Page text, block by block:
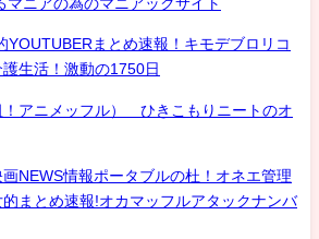
マニアの為のマニアックサイト
YOUTUBERまとめ速報！キモデブロリコ
生活！激動の1750日
！アニメッフル） ひきこもりニートのオ
NEWS情報ポータブルの杜！オネエ管理
まとめ速報!オカマッフルアタックナンバ